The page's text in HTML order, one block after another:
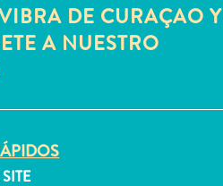
DE CURAÇAO Y
A NUESTRO